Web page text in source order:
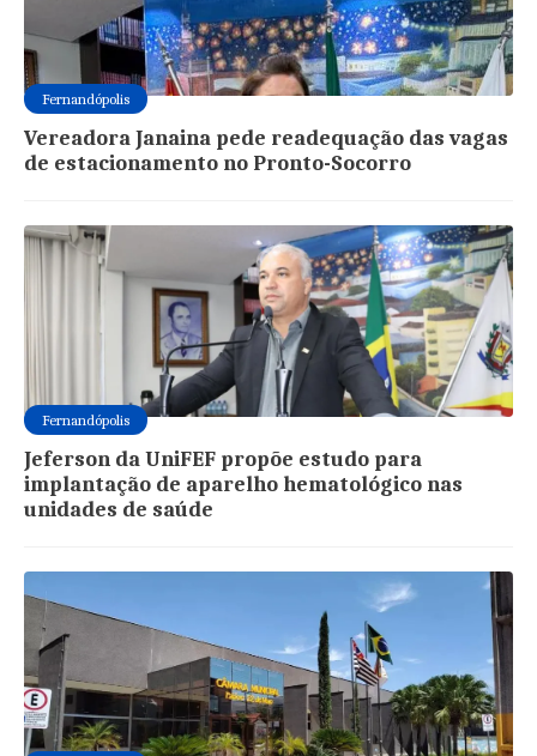
Fernandópolis
Vereadora Janaina pede readequação das vagas
de estacionamento no Pronto-Socorro
Fernandópolis
Jeferson da UniFEF propõe estudo para
implantação de aparelho hematológico nas
unidades de saúde